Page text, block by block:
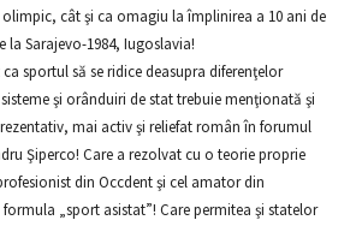
cât şi ca omagiu la împlinirea a 10 ani de
Sarajevo-1984, Iugoslavia!
sportul să se ridice deasupra diferenţelor
şi orânduiri de stat trebuie menţionată şi
mai activ şi reliefat român în forumul
Şiperco! Care a rezolvat cu o teorie proprie
din Occdent şi cel amator din
„sport asistat”! Care permitea şi statelor